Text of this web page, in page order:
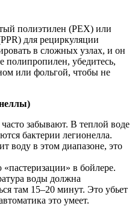
полиэтилен (PEX) или
для рециркуляции
в сложных узлах, и он
полипропилен, убедитесь,
или фольгой, чтобы не
забывают. В теплой воде
бактерии легионелла.
воду в этом диапазоне, это
в бойлере.
воды должна
там 15–20 минут. Это убьет
это умеет.